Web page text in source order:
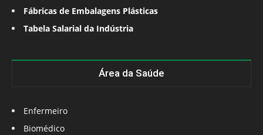
Fábricas de Embalagens Plásticas
Tabela Salarial da Indústria
Área da Saúde
Enfermeiro
Biomédico